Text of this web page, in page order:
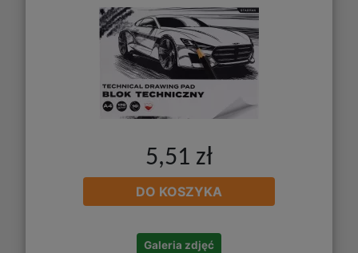
5,51 zł
DO KOSZYKA
Galeria zdjęć